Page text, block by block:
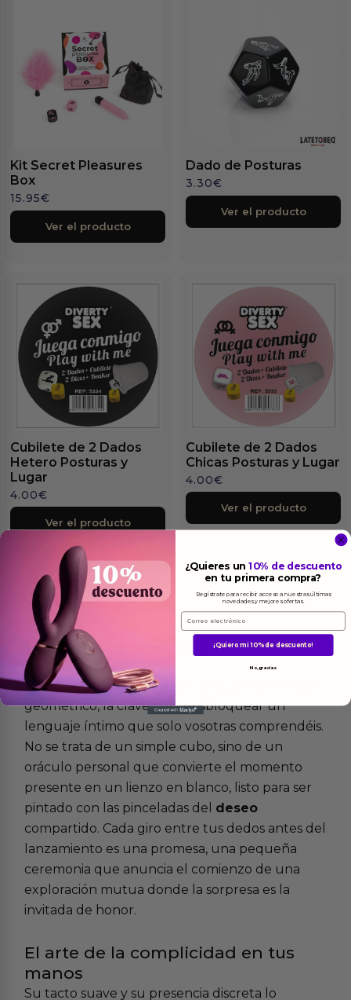
Kit Secret Pleasures
Box
15.95€
Ver el producto
Dado de Posturas
3.30€
Ver el producto
Cubilete de 2 Dados
Hetero Posturas y
Lugar
4.00€
Ver el producto
Cubilete de 2 Dados
Chicas Posturas y Lugar
4.00€
Ver el producto
Másinformacion
Imagina un objeto que contiene, en su silencio
geométrico, la clave para desbloquear un
lenguaje íntimo que solo vosotras comprendéis.
No se trata de un simple cubo, sino de un
oráculo personal que convierte el momento
presente en un lienzo en blanco, listo para ser
pintado con las pinceladas del deseo
compartido. Cada giro entre tus dedos antes del
lanzamiento es una promesa, una pequeña
ceremonia que anuncia el comienzo de una
exploración mutua donde la sorpresa es la
invitada de honor.
El arte de la complicidad en tus
manos
Su tacto suave y su presencia discreta lo
¿Quieres un10% de descuento
en tu primera compra?
Regístrate para recibir acceso a nuestras últimas
novedades y mejores ofertas.
Email
¡Quiero mi 10% de descuento!
No, gracias